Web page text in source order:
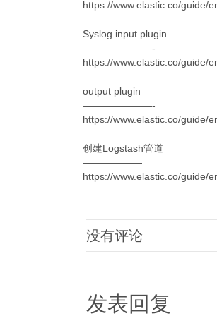
https://www.elastic.co/guide/
Syslog input plugin
———————-
https://www.elastic.co/guide/
output plugin
———————-
https://www.elastic.co/guide/
创建Logstash管道
——————
https://www.elastic.co/guide/
没有评论
发表回复